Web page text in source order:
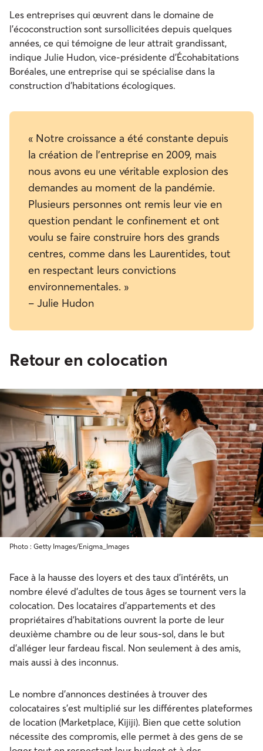
Les entreprises qui œuvrent dans le domaine de
l’écoconstruction sont sursollicitées depuis quelques
années, ce qui témoigne de leur attrait grandissant,
indique Julie Hudon, vice-présidente d’Écohabitations
Boréales, une entreprise qui se spécialise dans la
construction d’habitations écologiques.
« Notre croissance a été constante depuis
la création de l’entreprise en 2009, mais
nous avons eu une véritable explosion des
demandes au moment de la pandémie.
Plusieurs personnes ont remis leur vie en
question pendant le confinement et ont
voulu se faire construire hors des grands
centres, comme dans les Laurentides, tout
en respectant leurs convictions
environnementales. »
– Julie Hudon
Retour en colocation
Photo : Getty Images/Enigma_Images
Face à la hausse des loyers et des taux d’intérêts, un
nombre élevé d’adultes de tous âges se tournent vers la
colocation. Des locataires d’appartements et des
propriétaires d’habitations ouvrent la porte de leur
deuxième chambre ou de leur sous-sol, dans le but
d’alléger leur fardeau fiscal. Non seulement à des amis,
mais aussi à des inconnus.
Le nombre d’annonces destinées à trouver des
colocataires s’est multiplié sur les différentes plateformes
de location (Marketplace, Kijiji). Bien que cette solution
nécessite des compromis, elle permet à des gens de se